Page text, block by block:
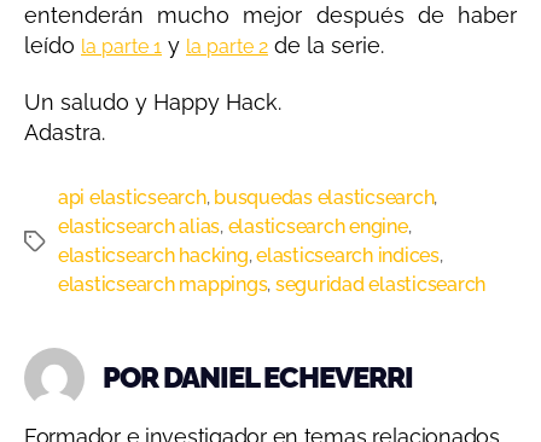
entenderán mucho mejor después de haber
leído la parte 1 y la parte 2 de la serie.
Un saludo y Happy Hack.
Adastra.
api elasticsearch, busquedas elasticsearch,
elasticsearch alias, elasticsearch engine,
elasticsearch hacking,elasticsearch indices,
elasticsearch mappings, seguridad elasticsearch
POR DANIEL ECHEVERRI
Formador e investigador en temas relacionados